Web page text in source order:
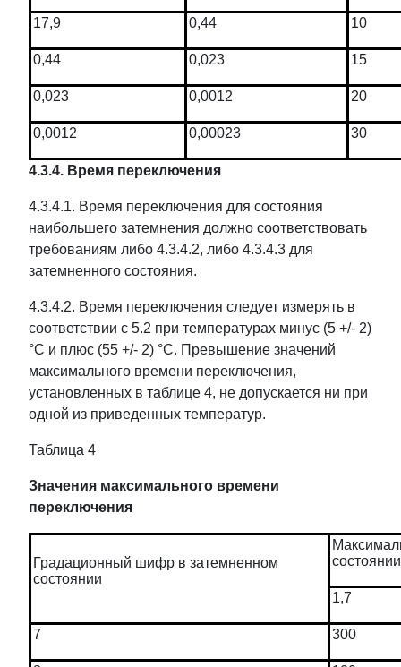
17,9 0,44 10
0,44 0,023 15
0,023 0,0012 20
0,0012 0,00023 30
4.3.4. Время переключения
4.3.4.1. Время переключения для состояния
наибольшего затемнения должно соответствовать
требованиям либо 4.3.4.2, либо 4.3.4.3 для
затемненного состояния.
4.3.4.2. Время переключения следует измерять в
соответствии с 5.2 при температурах минус (5 +/- 2)
°C и плюс (55 +/- 2) °C. Превышение значений
максимального времени переключения,
установленных в таблице 4, не допускается ни при
одной из приведенных температур.
Таблица 4
Значения максимального времени
переключения
Градационный шифр в затемненном
состоянии
состоянии
1,7
7 300